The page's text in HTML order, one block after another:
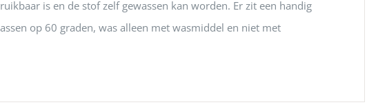
is en de stof zelf gewassen kan worden. Er zit een handig
op 60 graden, was alleen met wasmiddel en niet met